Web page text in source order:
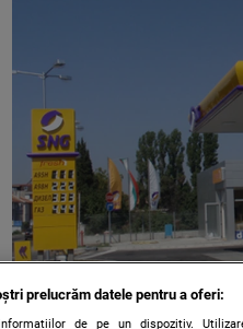
prelucrăm datele pentru a oferi:
de pe un dispozitiv.